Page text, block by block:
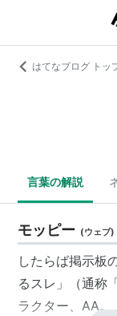
はてなブログ トッ
言葉の解説
モッピー (ウェブ)
したらば掲示板
るスレ」（通称
ラクター、AA。